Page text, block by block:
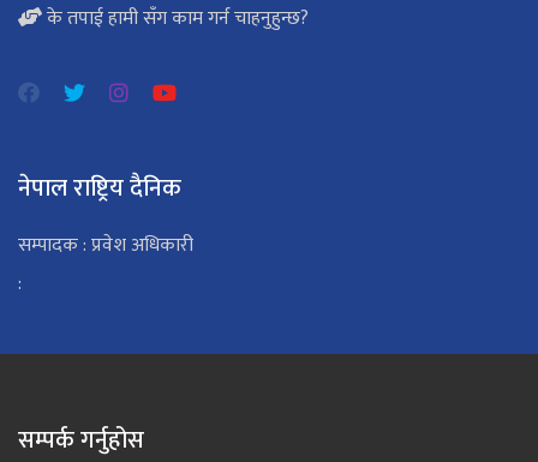
के तपाई हामी सँग काम गर्न चाहनुहुन्छ?
नेपाल राष्ट्रिय दैनिक
सम्पादक : प्रवेश अधिकारी
:
सम्पर्क गर्नुहोस